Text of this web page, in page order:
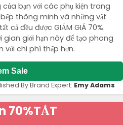
bạn với các phụ kiện trang
thông minh và những vật
cả đều được GIẢM GIÁ 70%.
giới hạn này để tạo phong
chi phí thấp hơn.
Sale
By Brand Expert: Emy Adams
70%TẮT